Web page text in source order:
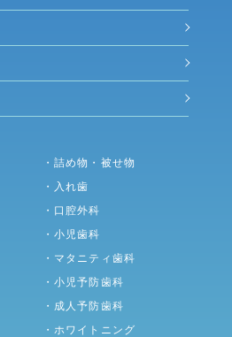
・詰め物・被せ物
・入れ歯
・口腔外科
・小児歯科
・マタニティ歯科
・小児予防歯科
・成人予防歯科
・ホワイトニング